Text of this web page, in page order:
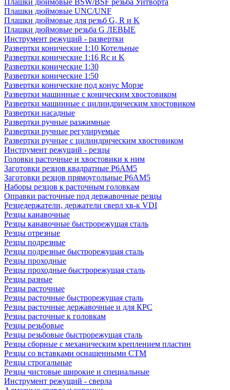
Плашки дюймовые BSW/BSF резьба Уитворта
Плашки дюймовые UNC/UNF
Плашки дюймовые для резьб G, R и K
Плашки дюймовые резьба G ЛЕВЫЕ
Инструмент режущий - развертки
Развертки конические 1:10 Котельные
Развертки конические 1:16 Rc и K
Развертки конические 1:30
Развертки конические 1:50
Развертки конические под конус Морзе
Развертки машинные с коническим хвостовиком
Развертки машинные с цилиндрическим хвостовиком
Развертки насадные
Развертки ручные разжимные
Развертки ручные регулируемые
Развертки ручные с цилиндрическим хвостовиком
Инструмент режущий - резцы
Головки расточные и хвостовики к ним
Заготовки резцов квадратные Р6АМ5
Заготовки резцов прямоугольные Р6АМ5
Наборы резцов к расточным головкам
Оправки расточные под державочные резцы
Резцедержатели, держатели сверл хв-к VDI
Резцы канавочные
Резцы канавочные быстрорежущая сталь
Резцы отрезные
Резцы подрезные
Резцы подрезные быстрорежущая сталь
Резцы проходные
Резцы проходные быстрорежущая сталь
Резцы разные
Резцы расточные
Резцы расточные быстрорежущая сталь
Резцы расточные державочные и для КРС
Резцы расточные к головкам
Резцы резьбовые
Резцы резьбовые быстрорежущая сталь
Резцы сборные с механическим креплением пластин
Резцы со вставками оснащенными СТМ
Резцы строгальные
Резцы чистовые широкие и специальные
Инструмент режущий - сверла